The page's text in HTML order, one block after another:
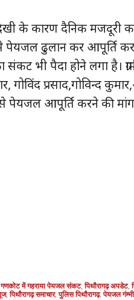
के कारण दैनिक मजदूरी
ढुलान कर आपूर्ति
संकट भी पैदा होने लगा है।
गोविंद प्रसाद,गोविन्द
पेयजल आपूर्ति करने की
गणकोट में गहराया पेयजल संकट,पिथौरागढ़ अपडेट,
,पिथौरागढ़ समाचार,पुलिस पिथौरागढ़,पेयजल